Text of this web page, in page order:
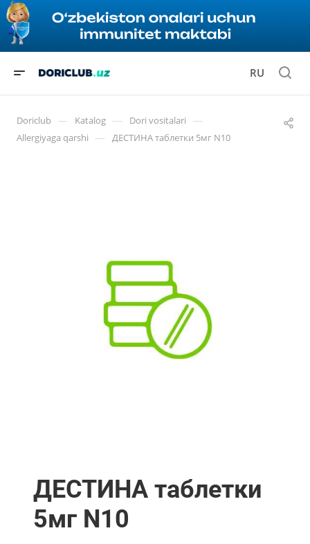
RU
Doriclub — Katalog — Dori vositalari —
Allergiyaga qarshi — ДЕСТИНА таблетки 5мг N10
ДЕСТИНА таблетки
5мг N10